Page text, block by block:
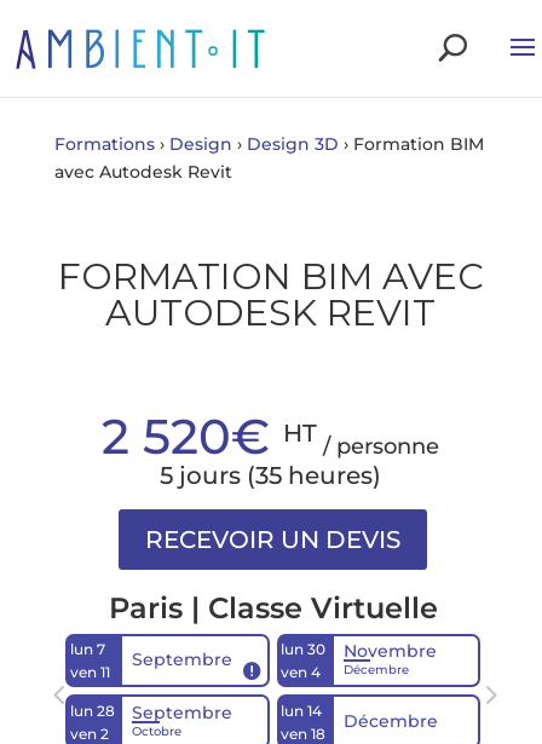
Formations › Design › Design 3D › Formation BIM
avec Autodesk Revit
FORMATION BIM AVEC
AUTODESK REVIT
2 520€ HT / personne
5 jours (35 heures)
Paris | Classe Virtuelle
lun 7
ven 11
Septembre

lun 28
ven 2
Septembre
Octobre
lun 30
ven 4
Novembre
Décembre
lun 14
ven 18
Décembre